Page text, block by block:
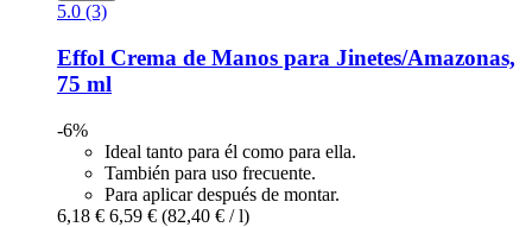
5.0 (3)
Effol Crema de Manos para Jinetes/Amazonas,
75 ml
-6%
Ideal tanto para él como para ella.
También para uso frecuente.
Para aplicar después de montar.
6,18 € 6,59 € (82,40 € / l)